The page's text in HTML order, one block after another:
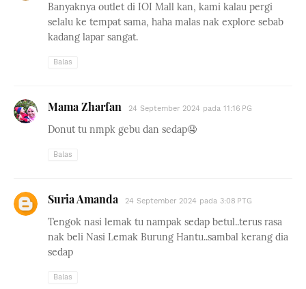
Banyaknya outlet di IOI Mall kan, kami kalau pergi
selalu ke tempat sama, haha malas nak explore sebab
kadang lapar sangat.
Balas
Mama Zharfan 24 September 2024 pada 11:16 PG
Donut tu nmpk gebu dan sedap🤤
Balas
Suria Amanda 24 September 2024 pada 3:08 PTG
Tengok nasi lemak tu nampak sedap betul..terus rasa
nak beli Nasi Lemak Burung Hantu..sambal kerang dia
sedap
Balas